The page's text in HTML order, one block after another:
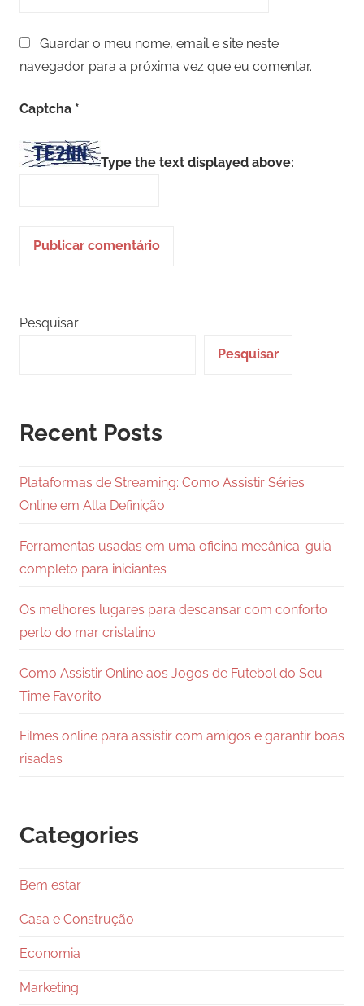
Guardar o meu nome, email e site neste
navegador para a próxima vez que eu comentar.
Captcha *
Type the text displayed above:
Pesquisar
Pesquisar
Recent Posts
Plataformas de Streaming: Como Assistir Séries
Online em Alta Definição
Ferramentas usadas em uma oficina mecânica: guia
completo para iniciantes
Os melhores lugares para descansar com conforto
perto do mar cristalino
Como Assistir Online aos Jogos de Futebol do Seu
Time Favorito
Filmes online para assistir com amigos e garantir boas
risadas
Categories
Bem estar
Casa e Construção
Economia
Marketing